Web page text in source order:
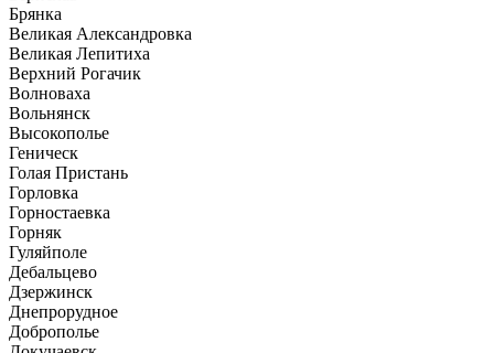
Брянка
Великая Александровка
Великая Лепитиха
Верхний Рогачик
Волноваха
Вольнянск
Высокополье
Геническ
Голая Пристань
Горловка
Горностаевка
Горняк
Гуляйполе
Дебальцево
Дзержинск
Днепрорудное
Доброполье